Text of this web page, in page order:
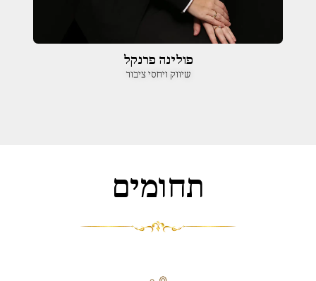
פולינה פרנקל
שיווק ויחסי ציבור
תחומים